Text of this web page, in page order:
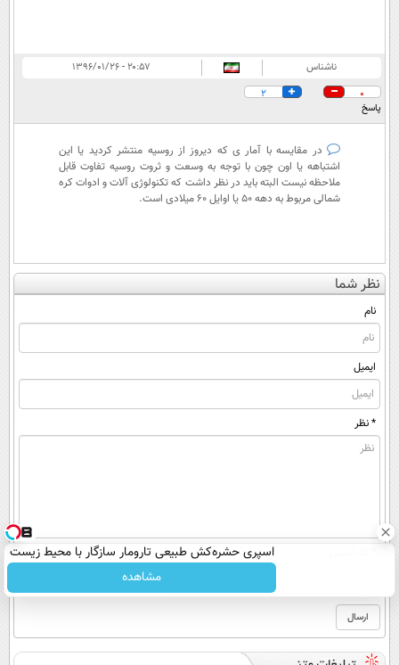
ناشناس
۲۰:۵۷ - ۱۳۹۶/۰۱/۲۶
0
2
پاسخ
در مقایسه با آمار ی که دیروز از روسیه منتشر کردید یا این
اشتباهه یا اون چون با توجه به وسعت و ثروت روسیه تفاوت قابل
ملاحظه نیست البته باید در نظر داشت که تکنولوژی آلات و ادوات کره
شمالی مربوط به دهه 50 یا اوایل 60 میلادی است.
نظر شما
نام
ایمیل
* نظر
اسپری حشره‌کش طبیعی تارومار سازگار با محیط زیست
و با محافظت طبیعی
مشاهده